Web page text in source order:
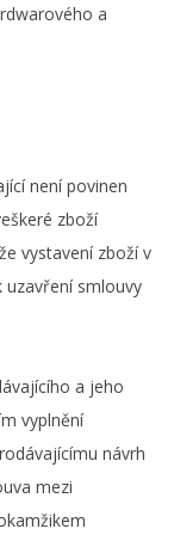
a
není povinen
zboží
vystavení zboží v
uzavření smlouvy
a jeho
vyplnění
návrh
mezi